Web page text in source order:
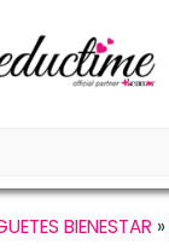
BIENESTAR »